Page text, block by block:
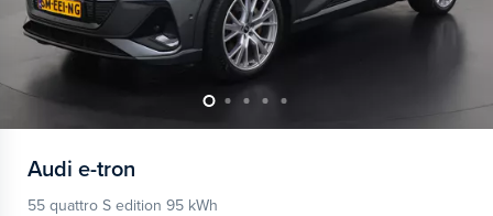
Audi e-tron
55 quattro S edition 95 kWh